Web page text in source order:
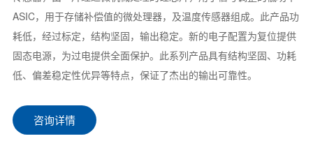
ASIC，用于存储补偿值的微处理器，及温度传感器组成。此产品功
耗低，经过标定，结构坚固，输出稳定。新的电子配置为复位提供
固态电源，为过电提供全面保护。此系列产品具有结构坚固、功耗
低、偏差稳定性优异等特点，保证了杰出的输出可靠性。
咨询详情